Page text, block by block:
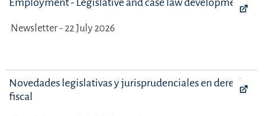
Employment - Legislative and case law developments
Newsletter - 22 July 2026
Novedades legislativas y jurisprudenciales en derecho
fiscal